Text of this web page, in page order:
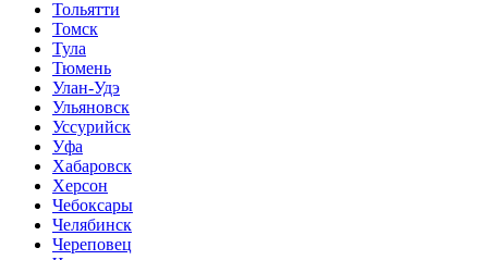
Тольятти
Томск
Тула
Тюмень
Улан-Удэ
Ульяновск
Уссурийск
Уфа
Хабаровск
Херсон
Чебоксары
Челябинск
Череповец